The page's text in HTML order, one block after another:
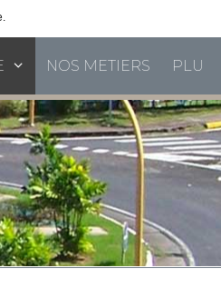
NOS METIERS PLU